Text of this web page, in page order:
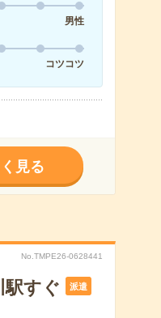
男性
コツコツ
見る
No.TMPE26-0628441
駅すぐ 派遣